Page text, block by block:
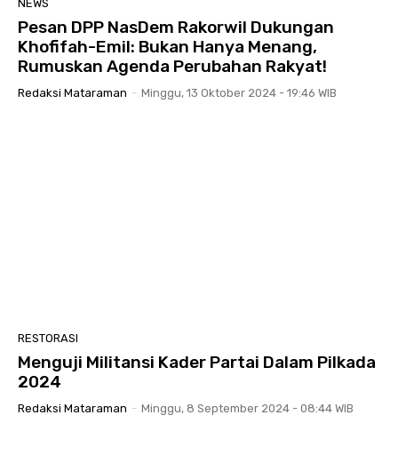
NEWS
Pesan DPP NasDem Rakorwil Dukungan
Khofifah-Emil: Bukan Hanya Menang,
Rumuskan Agenda Perubahan Rakyat!
Redaksi Mataraman - Minggu, 13 Oktober 2024 - 19:46 WIB
RESTORASI
Menguji Militansi Kader Partai Dalam Pilkada
2024
Redaksi Mataraman - Minggu, 8 September 2024 - 08:44 WIB